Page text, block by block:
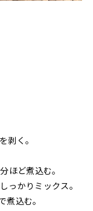
剥く。
ほど煮込む。
かりミックス。
込む。